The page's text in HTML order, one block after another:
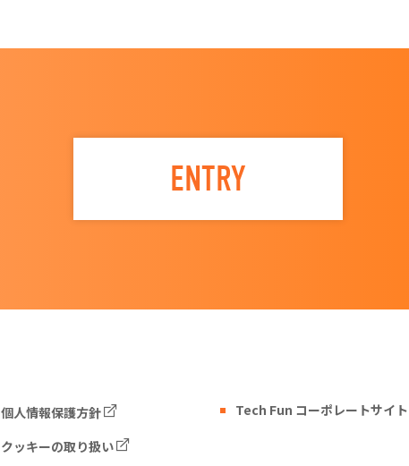
ENTRY
個人情報保護方針
クッキーの取り扱い
Tech Fun コーポレートサイト